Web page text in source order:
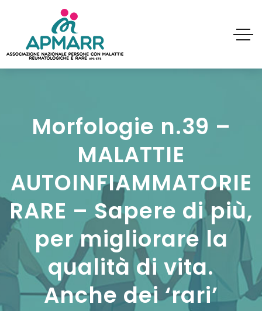
Morfologie n.39 –
MALATTIE
AUTOINFIAMMATORIE
RARE – Sapere di più,
per migliorare la
qualità di vita.
Anche dei ‘rari’